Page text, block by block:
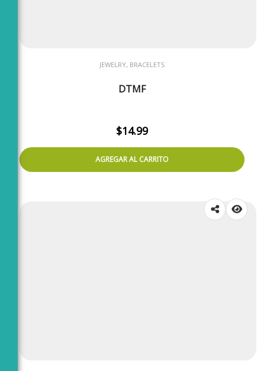
JEWELRY, BRACELETS
DTMF
$14.99
AGREGAR AL CARRITO